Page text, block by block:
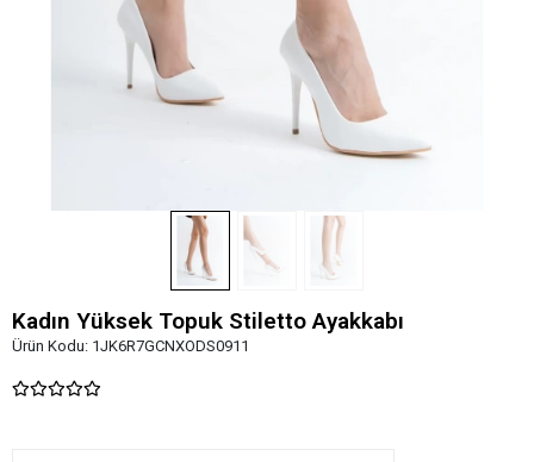
Kadın Yüksek Topuk Stiletto Ayakkabı
Ürün Kodu: 1JK6R7GCNXODS0911